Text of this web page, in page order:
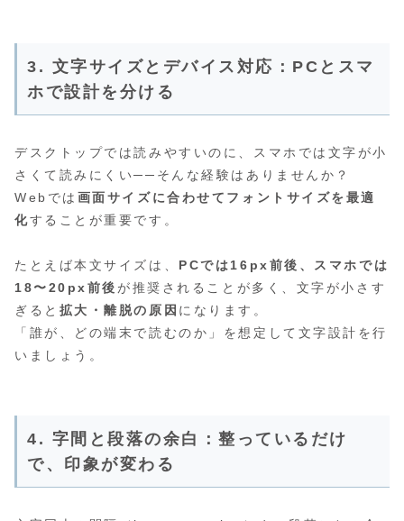
3. 文字サイズとデバイス対応：PCとスマ
ホで設計を分ける
デスクトップでは読みやすいのに、スマホでは文字が小
さくて読みにくい──そんな経験はありませんか？
Webでは 画面サイズに合わせてフォントサイズを最適
化することが重要です。
たとえば本文サイズは、 PCでは16px前後、スマホでは
18〜20px前後 が推奨されることが多く、文字が小さす
ぎると 拡大・離脱の原因 になります。
「誰が、どの端末で読むのか」を想定して文字設計を行
いましょう。
4. 字間と段落の余白：整っているだけ
で、印象が変わる